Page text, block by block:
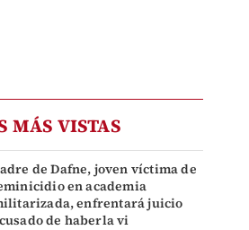
MÁS VISTAS
de Dafne, joven víctima de
en academia
enfrentará juicio
de haberla vi